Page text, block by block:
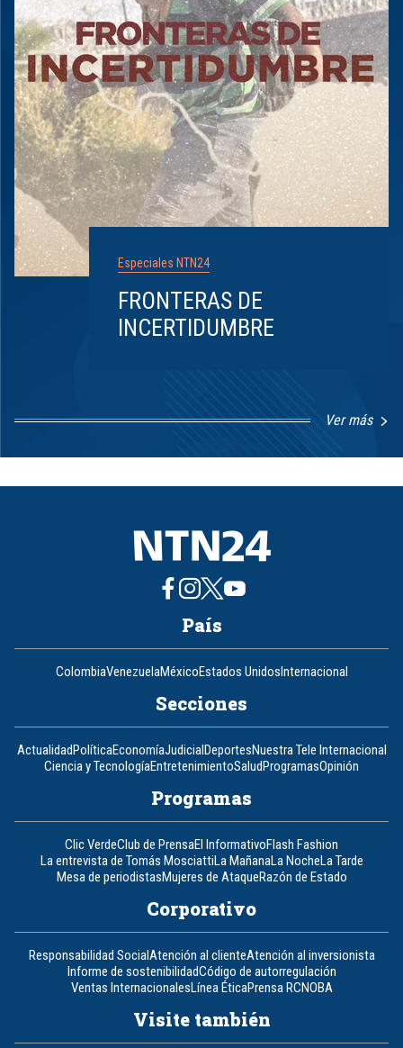
Especiales NTN24
FRONTERAS DE
INCERTIDUMBRE
Ver más
1
8
País
ColombiaVenezuelaMéxicoEstados UnidosInternacional
Secciones
ActualidadPolíticaEconomíaJudicialDeportesNuestra Tele Internacional
Ciencia y TecnologíaEntretenimientoSaludProgramasOpinión
Programas
Clic VerdeClub de PrensaEl InformativoFlash Fashion
La entrevista de Tomás MosciattiLa MañanaLa NocheLa Tarde
Mesa de periodistasMujeres de AtaqueRazón de Estado
Corporativo
Responsabilidad SocialAtención al clienteAtención al inversionista
Informe de sostenibilidadCódigo de autorregulación
Ventas InternacionalesLínea ÉticaPrensa RCNOBA
Visite también